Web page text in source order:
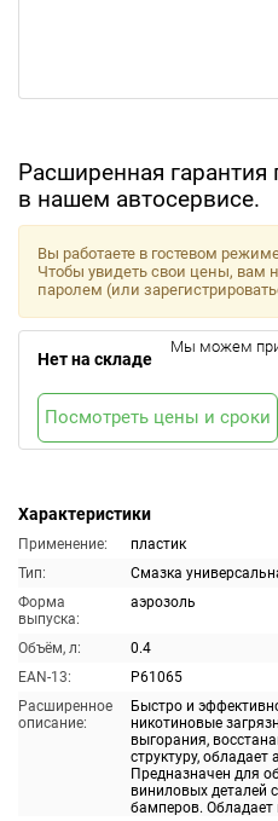
Расширенная гарантия
в нашем автосервисе.
Характеристики
Применение:
пластик
Тип:
Смазка
Форма
выпуска:
аэрозоль
Объём, л:
0.4
EAN-13:
P61065
Расширенное
описание:
Быстро и
никотиновые
выгорания,
структуру,
Предназначен для
виниловых деталей
бамперов.
Вы работаете в гостевом
Чтобы увидеть свои цены, вам
паролем (или
Нет на складе
Мы можем
Посмотреть цены и сроки